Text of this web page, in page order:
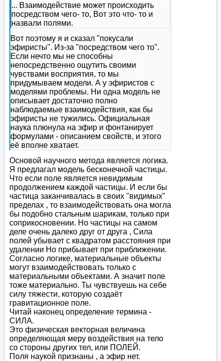
... Взаимодействие может происходить
посредством чего- то, Вот это что- то и
назвали полями.
Вот поэтому я и сказал "покусали
эфиристы". Из-за "посредством чего то".
Если нечто мы не способны
непосредственно ощутить своими
чувствами восприятия, то мы
придумываем модели. А у эфиристов с
моделями проблемы. Ни одна модель не
описывает достаточно полно
наблюдаемые взаимодействия, как бы
эфиристы не тужились. Официальная
наука плюнула на эфир и фонтанирует
формулами - описанием свойств, и этого
её вполне хватает.
Основой научного метода является логика.
Я предлагал модель бесконечной частицы.
Что если поле является невидимым
продолжением каждой частицы. И если бы
частица заканчивалась в своих "видимых"
пределах , то взаимодействовать она могла
бы подобно стальным шарикам, только при
соприкосновении. Но частицы на самом
деле очень далеко друг от друга , Сила
полей убывает с квадратом расстояния при
удалении Но прибывает при приближении.
Согласно логике, материальные объекты
могут взаимодействовать только с
материальными объектами. А значит поле
тоже материально. Ты чувствуешь на себе
силу тяжести, которую создаёт
гравитационное поле.
Читай наконец определение термина -
СИЛА.
Это физическая векторная величина
определяющая меру воздействия на тело
со стороны других тел, или ПОЛЕЙ.
Поля наукой признаны , а эфир нет.